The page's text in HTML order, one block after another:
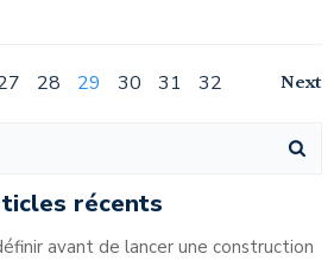
Page
28 Page
29 Page
30 Page
31 Page
32 Next
récents
avant de lancer une construction